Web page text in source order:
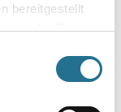
bereitgestellt
der Dienste